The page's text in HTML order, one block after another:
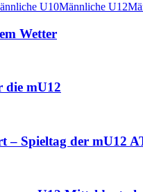
U10Männliche U12
Wetter
die mU12
– Spieltag der mU12